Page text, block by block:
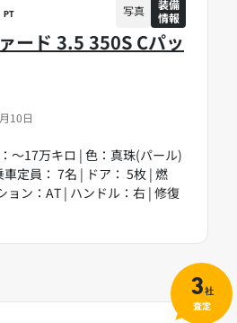
10日
ード 3.5 350S Cパッ
～17万キロ | 色：真珠(パール)
定員： 7名 | ドア： 5枚 | 燃
ョン：AT | ハンドル：右 | 修復
PT 写真
装備
情報
3社
査定